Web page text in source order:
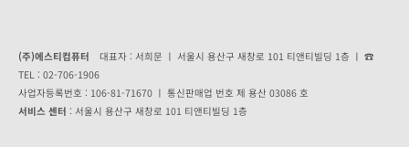
(주)에스티컴퓨터 대표자 : 서희문 ㅣ 서울시 용산구 새창로 101 티앤티빌딩 1층 ㅣ ☎
TEL : 02-706-1906
사업자등록번호 : 106-81-71670 ㅣ 통신판매업 번호 제 용산 03086 호
서비스 센터 : 서울시 용산구 새창로 101 티앤티빌딩 1층